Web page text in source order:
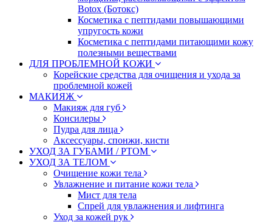
Botox (Ботокс)
Косметика с пептидами повышающими
упругость кожи
Косметика с пептидами питающими кожу
полезными веществами
ДЛЯ ПРОБЛЕМНОЙ КОЖИ
Корейские средства для очищения и ухода за
проблемной кожей
МАКИЯЖ
Макияж для губ
Консилеры
Пудра для лица
Аксессуары, спонжи, кисти
УХОД ЗА ГУБАМИ / РТОМ
УХОД ЗА ТЕЛОМ
Очищение кожи тела
Увлажнение и питание кожи тела
Мист для тела
Спрей для увлажнения и лифтинга
Уход за кожей рук